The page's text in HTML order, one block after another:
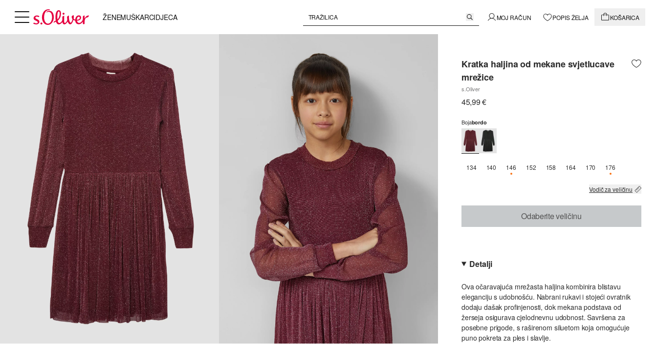
ŽENEMUŠKARCIDJECA MOJ RAČUN POPIS ŽELJA KOŠARICA
Kratka haljina od mekane svjetlucave
mrežice
s.Oliver
45,99 €
Bojabordo
134 140 146DOSTUPNO SAMO 1
152 158 164 170 176DOSTUPNO
Vodič za veličinu
Odaberite veličinu
Detalji
Ova očaravajuća mrežasta haljina kombinira blistavu
eleganciju s udobnošću. Nabrani rukavi i stojeći ovratnik
dodaju dašak profinjenosti, dok mekana podstava od
žerseja osigurava cjelodnevnu udobnost. Savršena za
posebne prigode, s raširenom siluetom koja omogućuje
puno pokreta za ples i slavlje.